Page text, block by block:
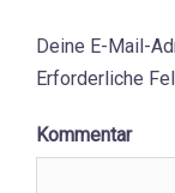
Deine E-Mail-
Erforderliche
Kommentar